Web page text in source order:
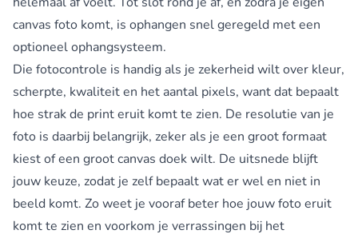
canvas foto komt, is ophangen snel geregeld met een
optioneel ophangsysteem.
Die fotocontrole is handig als je zekerheid wilt over kleur,
scherpte, kwaliteit en het aantal pixels, want dat bepaalt
hoe strak de print eruit komt te zien. De resolutie van je
foto is daarbij belangrijk, zeker als je een groot formaat
kiest of een groot canvas doek wilt. De uitsnede blijft
jouw keuze, zodat je zelf bepaalt wat er wel en niet in
beeld komt. Zo weet je vooraf beter hoe jouw foto eruit
komt te zien en voorkom je verrassingen bij het